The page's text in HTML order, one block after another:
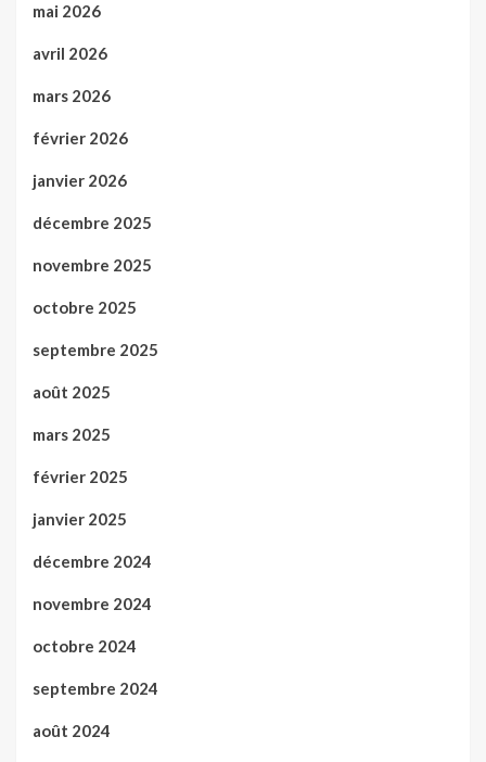
mai 2026
avril 2026
mars 2026
février 2026
janvier 2026
décembre 2025
novembre 2025
octobre 2025
septembre 2025
août 2025
mars 2025
février 2025
janvier 2025
décembre 2024
novembre 2024
octobre 2024
septembre 2024
août 2024